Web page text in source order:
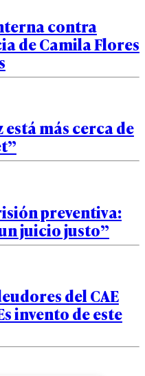
contra
de Camila Flores
más cerca de
preventiva:
juicio justo”
del CAE
invento de este